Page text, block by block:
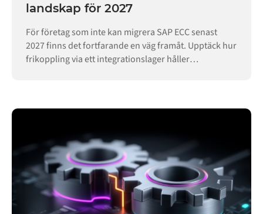
landskap för 2027
För företag som inte kan migrera SAP ECC senast
2027 finns det fortfarande en väg framåt. Upptäck hur
frikoppling via ett integrationslager håller